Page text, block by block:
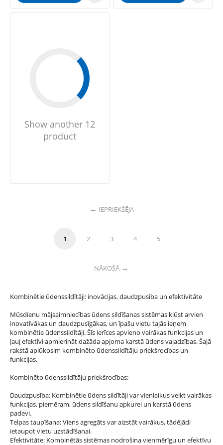
Show another 12
product
IEPRIEKŠĒJA
1 2 3 4 5
NĀKOŠĀ
Kombinētie ūdenssildītāji: inovācijas, daudzpusība un efektivitāte
Mūsdienu mājsaimniecības ūdens sildīšanas sistēmas kļūst arvien
inovatīvākas un daudzpusīgākas, un īpašu vietu tajās ieņem
kombinētie ūdenssildītāji. Šīs ierīces apvieno vairākas funkcijas un
ļauj efektīvi apmierināt dažāda apjoma karstā ūdens vajadzības. Šajā
rakstā aplūkosim kombinēto ūdenssildītāju priekšrocības un
funkcijas.
Kombinēto ūdenssildītāju priekšrocības:
Daudzpusība: Kombinētie ūdens sildītāji var vienlaikus veikt vairākas
funkcijas, piemēram, ūdens sildīšanu apkurei un karstā ūdens
padevi.
Telpas taupīšana: Viens agregāts var aizstāt vairākus, tādējādi
ietaupot vietu uzstādīšanai.
Efektivitāte: Kombinētās sistēmas nodrošina vienmērīgu un efektīvu